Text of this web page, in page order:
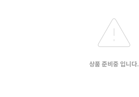
상품 준비중 입니다.